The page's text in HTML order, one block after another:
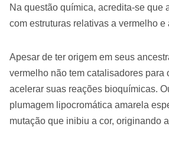
Na questão química, acredita-se que
com estruturas relativas a vermelho e
Apesar de ter origem em seus
vermelho não tem catalisadores para
acelerar suas reações bioquímicas.
plumagem lipocromática amarela
mutação que inibiu a cor, originando